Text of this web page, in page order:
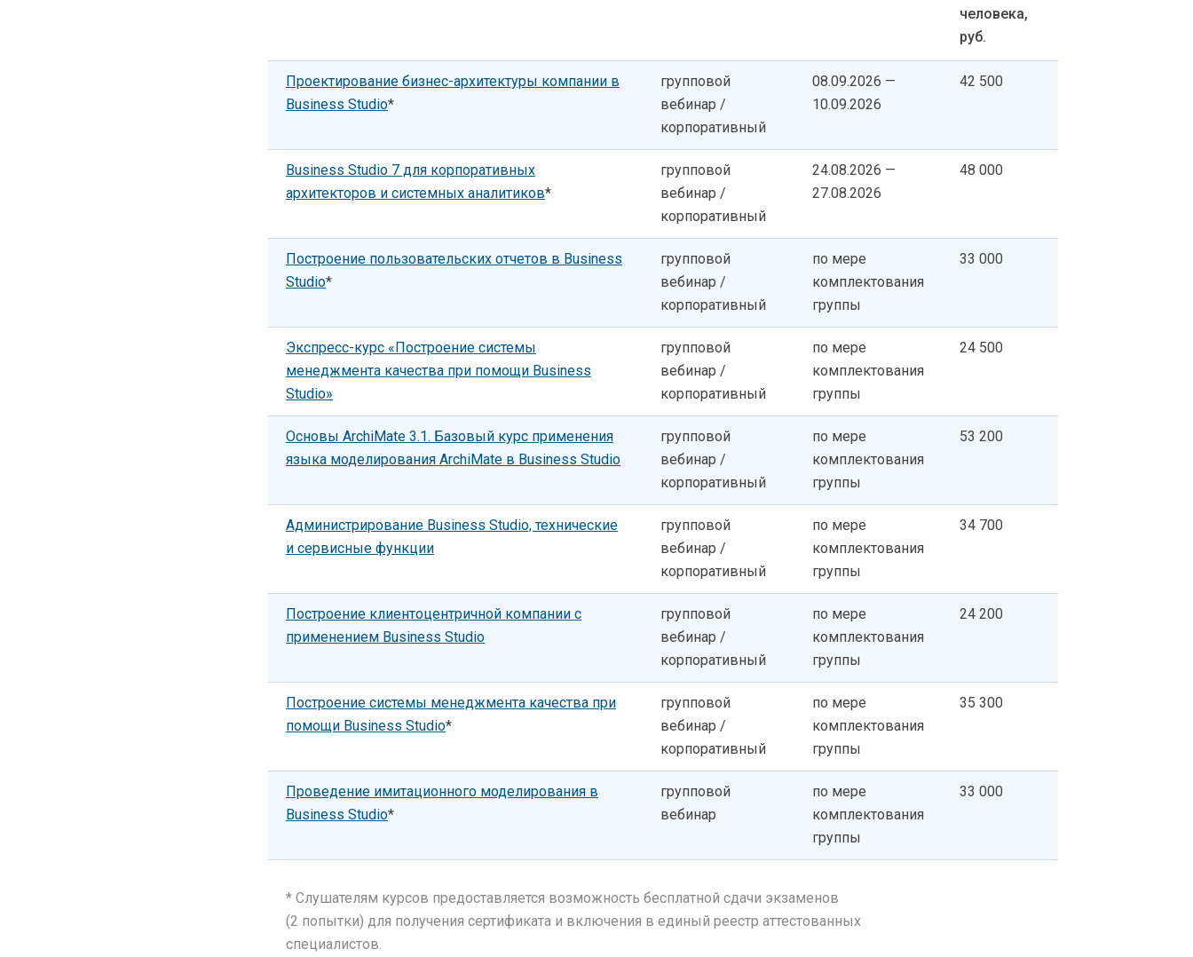
человека,
руб.
Проектирование бизнес-архитектуры компании в
Business Studio*
групповой
вебинар /
корпоративный
08.09.2026 —
10.09.2026
42 500
Business Studio 7 для корпоративных
архитекторов и системных аналитиков*
групповой
вебинар /
корпоративный
24.08.2026 —
27.08.2026
48 000
Построение пользовательских отчетов в Business
Studio*
групповой
вебинар /
корпоративный
по мере
комплектования
группы
33 000
Экспресс-курс «Построение системы
менеджмента качества при помощи Business
Studio»
групповой
вебинар /
корпоративный
по мере
комплектования
группы
24 500
Основы ArchiMate 3.1. Базовый курс применения
языка моделирования ArchiMate в Business Studio
групповой
вебинар /
корпоративный
по мере
комплектования
группы
53 200
Администрирование Business Studio, технические
и сервисные функции
групповой
вебинар /
корпоративный
по мере
комплектования
группы
34 700
Построение клиентоцентричной компании с
применением Business Studio
групповой
вебинар /
корпоративный
по мере
комплектования
группы
24 200
Построение системы менеджмента качества при
помощи Business Studio*
групповой
вебинар /
корпоративный
по мере
комплектования
группы
35 300
Проведение имитационного моделирования в
Business Studio*
групповой
вебинар
по мере
комплектования
группы
33 000
* Слушателям курсов предоставляется возможность бесплатной сдачи экзаменов
(2 попытки) для получения сертификата и включения в единый реестр аттестованных
специалистов.